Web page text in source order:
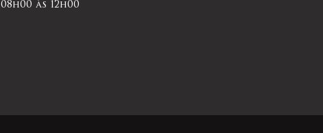
08h00 às 12h00